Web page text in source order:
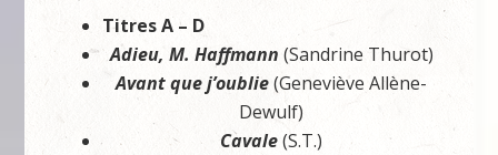
Titres A – D
Adieu, M. Haffmann (Sandrine Thurot)
Avant que j’oublie(Geneviève Allène-
Dewulf)
Cavale(S.T.)